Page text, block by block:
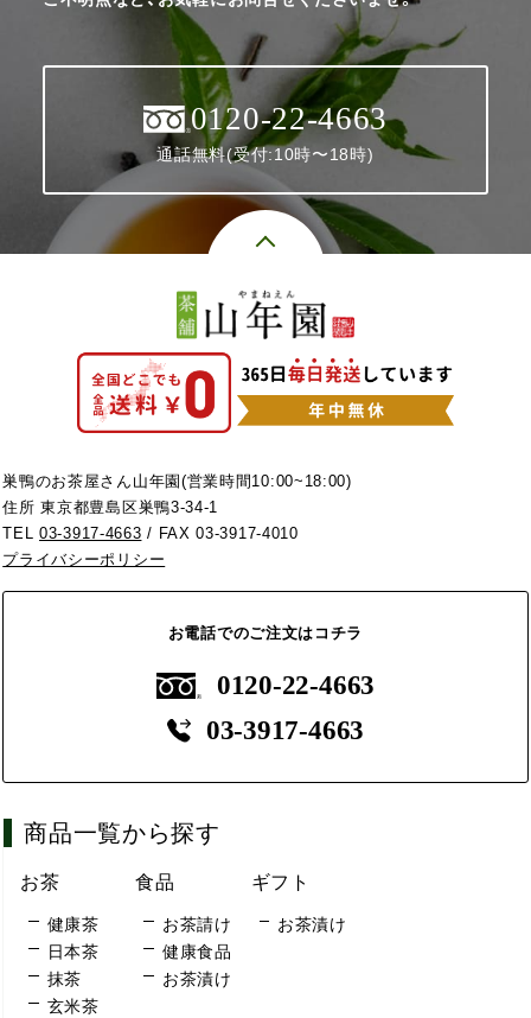
0120-22-4663
通話無料(受付:10時〜18時)
巣鴨のお茶屋さん山年園(営業時間10:00~18:00)
住所 東京都豊島区巣鴨3-34-1
TEL03-3917-4663 / FAX 03-3917-4010
プライバシーポリシー
お電話でのご注文はコチラ
0120-22-4663
03-3917-4663
商品一覧から探す
お茶
健康茶
日本茶
抹茶
玄米茶
食品
お茶請け
健康食品
お茶漬け
ギフト
お茶漬け